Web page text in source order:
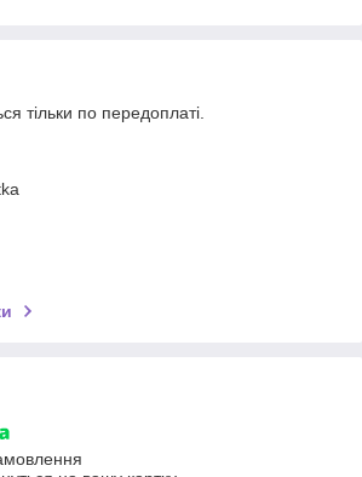
тільки по передоплаті.